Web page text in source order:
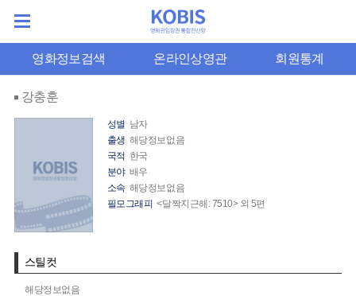
영화정보검색 온라인상영관 회원통계
강충훈
성별 남자
출생 해당정보없음
국적 한국
분야 배우
소속 해당정보없음
필모그래피 <달짝지근해: 7510> 외 5편
스틸컷
해당정보없음